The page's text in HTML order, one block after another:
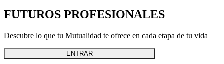
FUTUROS PROFESIONALES
Descubre lo que tu Mutualidad te ofrece en cada etapa de tu vida
ENTRAR